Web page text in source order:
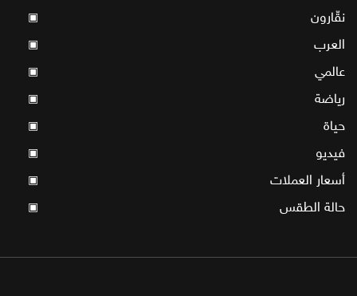
نقّارون ▣
العرب ▣
عالمي ▣
رياضة ▣
حياة ▣
فيديو ▣
أسعار العملات ▣
حالة الطقس ▣